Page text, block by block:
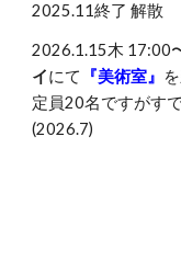
2025.11終了 解散
2026.1.15木 17:00
イにて 『美術室』
定員20名ですがす
(2026.7)